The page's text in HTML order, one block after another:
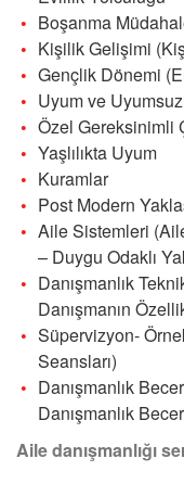
Boşanma
Kişilik Gelişimi
Gençlik Dönemi
Uyum ve
Özel Gereksinimli
Yaşlılıkta Uyum
Kuramlar
Post Modern
Aile Sistemleri
– Duygu Odaklı
Danışmanlık
Danışmanın
Süpervizyon-
Seansları)
Danışmanlık
Danışmanlık
Aile danışmanlığı